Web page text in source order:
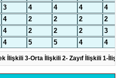
İlişkili 3-Orta İlişkili 2- Zayıf İlişkili 1-